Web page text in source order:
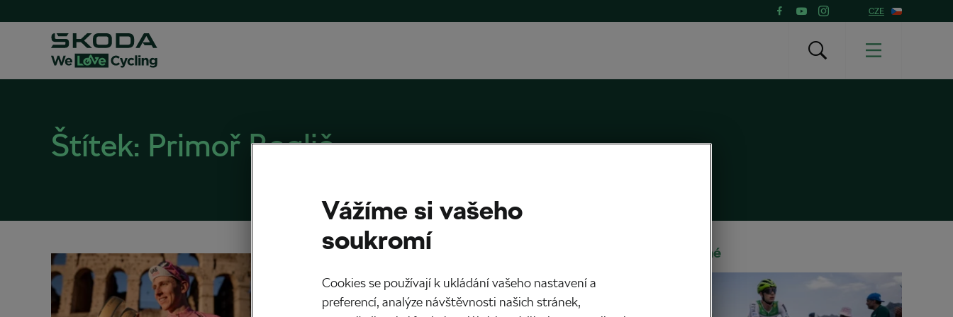
CZE
Štítek: Primoř Roglič
dárky? Experti mají jasno
03:00
6 minut čtení
Doporučené
Vážíme si vašeho
soukromí
Cookies se používají k ukládání vašeho nastavení a
preferencí, analýze návštěvnosti našich stránek,